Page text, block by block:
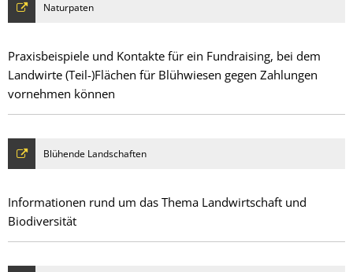
Naturpaten
Praxisbeispiele und Kontakte für ein Fundraising, bei dem
Landwirte (Teil-)Flächen für Blühwiesen gegen Zahlungen
vornehmen können
Blühende Landschaften
Informationen rund um das Thema Landwirtschaft und
Biodiversität